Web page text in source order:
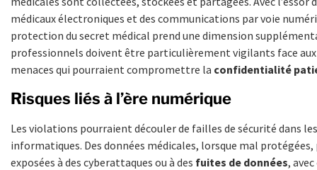
médicaux électroniques et des communications par voie
protection du secret médical prend une dimension
professionnels doivent être particulièrement vigilants face
menaces qui pourraient compromettre la confidentialité
Risques liés à l’ère numérique
Les violations pourraient découler de failles de sécurité dans
informatiques. Des données médicales, lorsque mal
exposées à des cyberattaques ou à des fuites de données, avec